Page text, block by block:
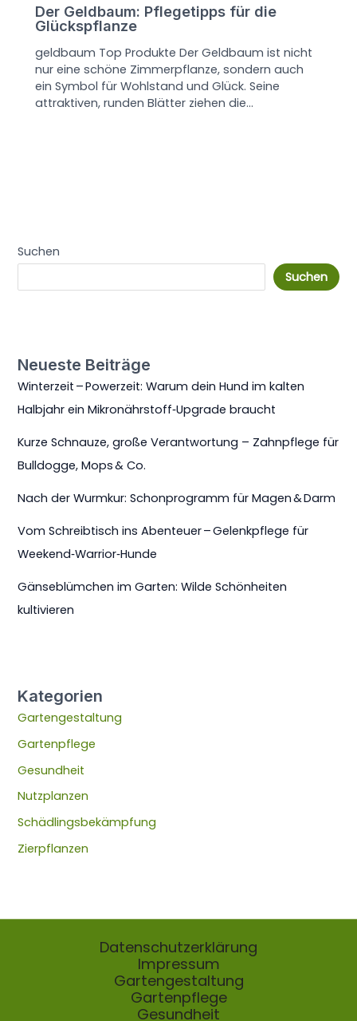
Der Geldbaum: Pflegetipps für die
Glückspflanze
geldbaum Top Produkte Der Geldbaum ist nicht
nur eine schöne Zimmerpflanze, sondern auch
ein Symbol für Wohlstand und Glück. Seine
attraktiven, runden Blätter ziehen die…
Suchen
Suchen
Neueste Beiträge
Winterzeit – Powerzeit: Warum dein Hund im kalten
Halbjahr ein Mikronährstoff‑Upgrade braucht
Kurze Schnauze, große Verantwortung – Zahnpflege für
Bulldogge, Mops & Co.
Nach der Wurmkur: Schonprogramm für Magen & Darm
Vom Schreibtisch ins Abenteuer – Gelenkpflege für
Weekend‑Warrior‑Hunde
Gänseblümchen im Garten: Wilde Schönheiten
kultivieren
Kategorien
Gartengestaltung
Gartenpflege
Gesundheit
Nutzplanzen
Schädlingsbekämpfung
Zierpflanzen
Datenschutzerklärung
Impressum
Gartengestaltung
Gartenpflege
Gesundheit